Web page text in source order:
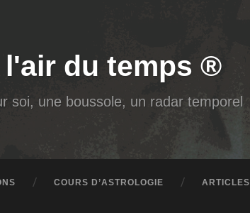
du temps ®
soi, une boussole, un radar temporel
COURS D’ASTROLOGIE ARTICLES